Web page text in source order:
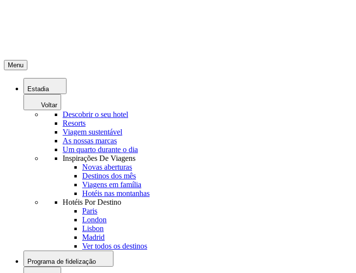
Menu
Estadia
Voltar
Descobrir o seu hotel
Resorts
Viagem sustentável
As nossas marcas
Um quarto durante o dia
Inspirações De Viagens
Novas aberturas
Destinos dos mês
Viagens em família
Hotéis nas montanhas
Hotéis Por Destino
Paris
London
Lisbon
Madrid
Ver todos os destinos
Programa de fidelização